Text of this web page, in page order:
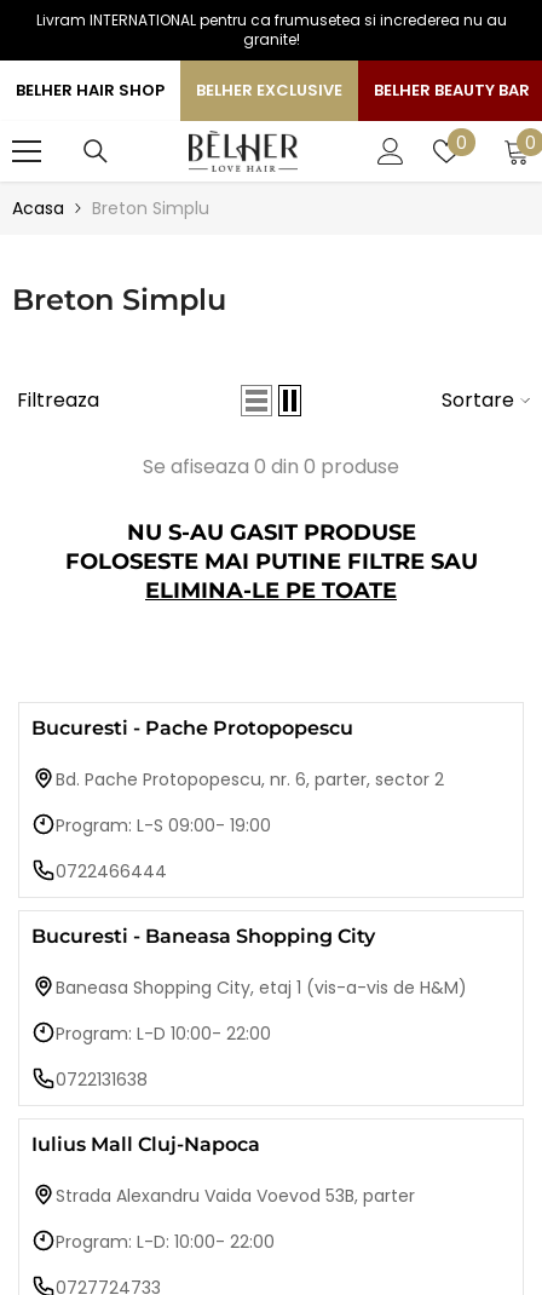
SARI LA CONTINUT
Livram INTERNATIONAL pentru ca frumusetea si increderea nu au
granite!
BELHER HAIR SHOP BELHER EXCLUSIVE BELHER BEAUTY BAR
0 Liste
00
Acasa Breton Simplu
Breton Simplu
Filtreaza Sortare
Se afiseaza 0 din 0 produse
NU S-AU GASIT PRODUSE
FOLOSESTE MAI PUTINE FILTRE SAU
ELIMINA-LE PE TOATE
Bucuresti - Pache Protopopescu
Bd. Pache Protopopescu, nr. 6, parter, sector 2
Program: L-S 09:00- 19:00
0722466444
Bucuresti - Baneasa Shopping City
Baneasa Shopping City, etaj 1 (vis-a-vis de H&M)
Program: L-D 10:00- 22:00
0722131638
Iulius Mall Cluj-Napoca
Strada Alexandru Vaida Voevod 53B, parter
Program: L-D: 10:00- 22:00
0727724733